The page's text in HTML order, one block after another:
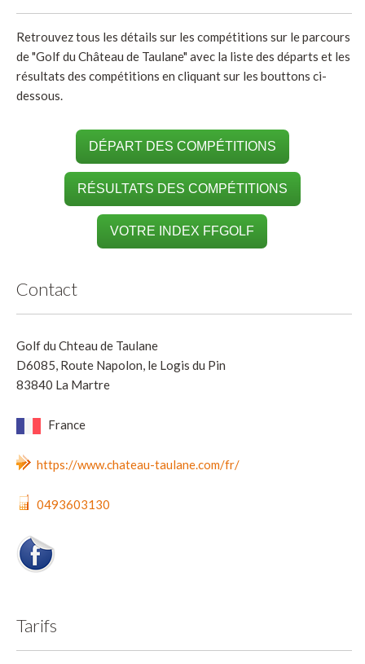
Retrouvez tous les détails sur les compétitions sur le parcours
de "Golf du Château de Taulane" avec la liste des départs et les
résultats des compétitions en cliquant sur les bouttons ci-
dessous.
DÉPART DES COMPÉTITIONS
RÉSULTATS DES COMPÉTITIONS
VOTRE INDEX FFGOLF
Contact
Golf du Chteau de Taulane
D6085, Route Napolon, le Logis du Pin
83840 La Martre
France
https://www.chateau-taulane.com/fr/
0493603130
Tarifs